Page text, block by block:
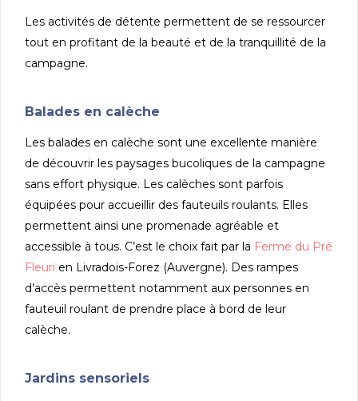
Les activités de détente permettent de se ressourcer
tout en profitant de la beauté et de la tranquillité de la
campagne.
Balades en calèche
Les balades en calèche sont une excellente manière
de découvrir les paysages bucoliques de la campagne
sans effort physique. Les calèches sont parfois
équipées pour accueillir des fauteuils roulants. Elles
permettent ainsi une promenade agréable et
accessible à tous. C’est le choix fait par la Ferme du Pré
Fleuri en Livradois-Forez (Auvergne). Des rampes
d’accès permettent notamment aux personnes en
fauteuil roulant de prendre place à bord de leur
calèche.
Jardins sensoriels